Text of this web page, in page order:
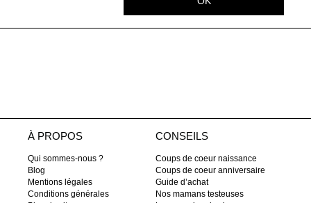
À PROPOS
Qui sommes-nous ?
Blog
Mentions légales
Conditions générales
CONSEILS
Coups de coeur naissance
Coups de coeur anniversaire
Guide d’achat
Nos mamans testeuses